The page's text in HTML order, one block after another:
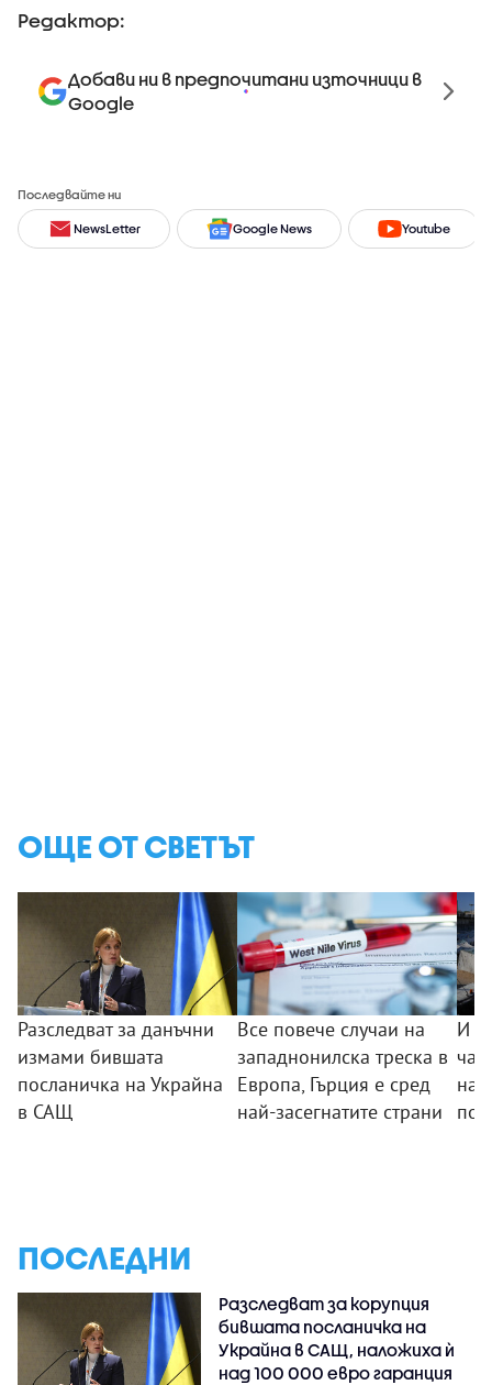
Редактор:
Добави ни в предпочитани източници в
Google
Последвайте ни
NewsLetter Google News Youtube
ОЩЕ ОТ СВЕТЪТ
Разследват за данъчни
измами бившата
посланичка на Украйна
в САЩ
Все повече случаи на
западнонилска треска в
Европа, Гърция е сред
най-засегнатите страни
И
по
ПОСЛЕДНИ
Разследват за корупция
бившата посланичка на
Украйна в САЩ, наложиха ѝ
над 100 000 евро гаранция